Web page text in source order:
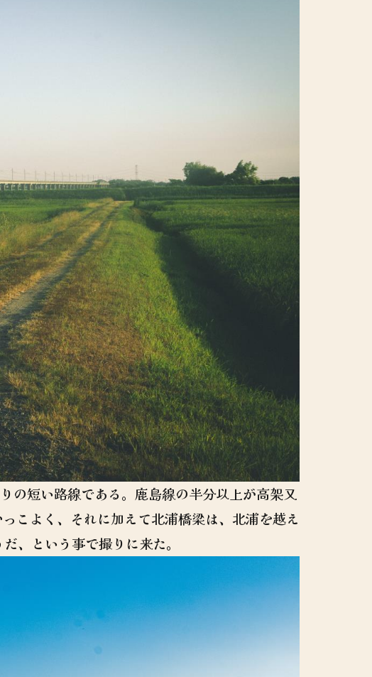
の短い路線である。鹿島線の半分以上が高架又
こよく、それに加えて北浦橋梁は、北浦を越え
、という事で撮りに来た。